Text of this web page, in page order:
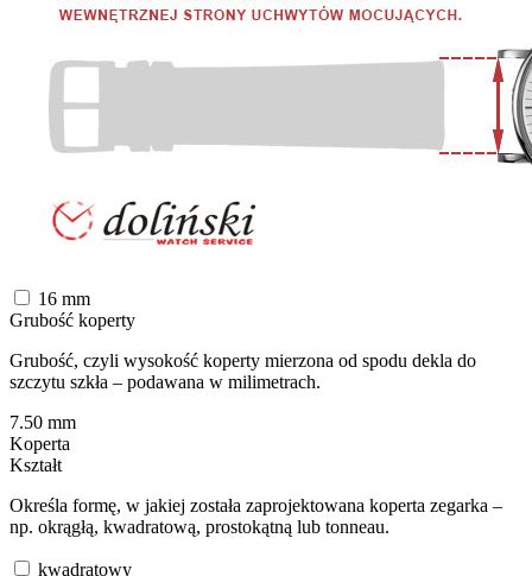
16 mm
Grubość koperty
Grubość, czyli wysokość koperty mierzona od spodu dekla do
szczytu szkła – podawana w milimetrach.
7.50 mm
Koperta
Kształt
Określa formę, w jakiej została zaprojektowana koperta zegarka –
np. okrągłą, kwadratową, prostokątną lub tonneau.
kwadratowy